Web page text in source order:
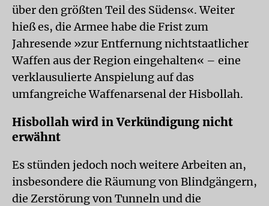
über den größten Teil des Südens«. Weiter
hieß es, die Armee habe die Frist zum
Jahresende »zur Entfernung nichtstaatlicher
Waffen aus der Region eingehalten« – eine
verklausulierte Anspielung auf das
umfangreiche Waffenarsenal der Hisbollah.
Hisbollah wird in Verkündigung nicht
erwähnt
Es stünden jedoch noch weitere Arbeiten an,
insbesondere die Räumung von Blindgängern,
die Zerstörung von Tunneln und die